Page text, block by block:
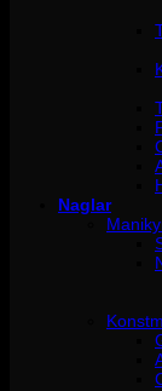
Naglar